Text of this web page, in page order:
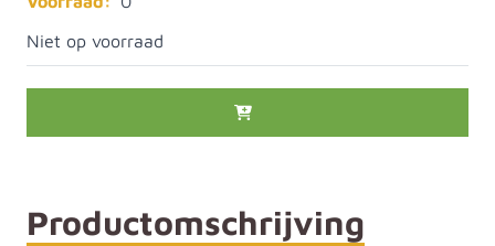
Niet op voorraad
Productomschrijving